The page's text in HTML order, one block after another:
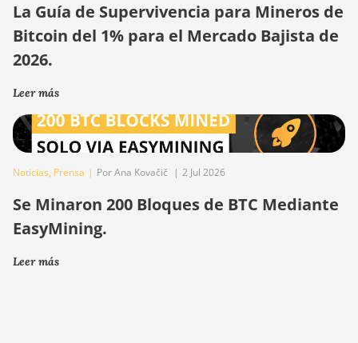
La Guía de Supervivencia para Mineros de
Bitcoin del 1% para el Mercado Bajista de
2026.
Leer más
Noticias, Prensa | Por Ana Kovačič | 2 Jul 2026
Se Minaron 200 Bloques de BTC Mediante
EasyMining.
Leer más